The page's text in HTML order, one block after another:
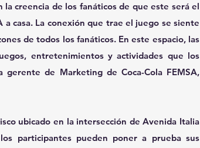
creencia de los fanáticos de que este será el
casa. La conexión que trae el juego se siente
de todos los fanáticos. En este espacio, las
entretenimientos y actividades que los
de Marketing de Coca-Cola FEMSA,
ubicado en la intersección de Avenida Italia
participantes pueden poner a prueba sus